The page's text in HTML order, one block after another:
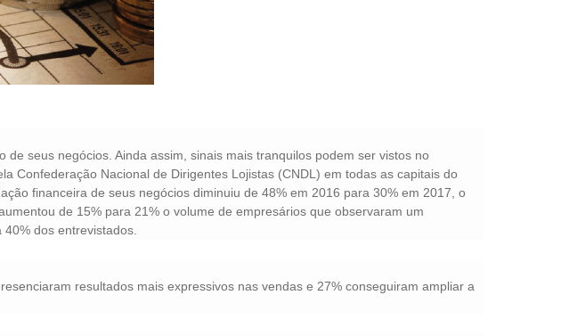
seus negócios. Ainda assim, sinais mais tranquilos podem ser vistos no
Confederação Nacional de Dirigentes Lojistas (CNDL) em todas as capitais do
financeira de seus negócios diminuiu de 48% em 2016 para 30% em 2017, o
de 15% para 21% o volume de empresários que observaram um
dos entrevistados.
resultados mais expressivos nas vendas e 27% conseguiram ampliar a